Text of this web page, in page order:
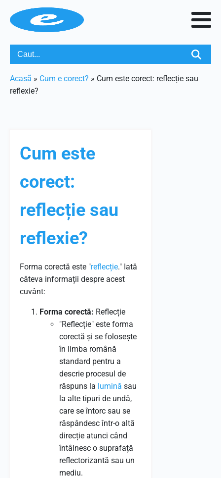
Acasã » Cum e corect? » Cum este corect: reflecție sau
reflexie?
Cum este
corect:
reflecție sau
reflexie?
Forma corectă este "reflecție." Iată
câteva informații despre acest
cuvânt:
Forma corectă: Reflecție
"Reflecție" este forma
corectă și se folosește
în limba română
standard pentru a
descrie procesul de
răspuns la lumină sau
la alte tipuri de undă,
care se întorc sau se
răspândesc într-o altă
direcție atunci când
întâlnesc o suprafață
reflectorizantă sau un
mediu.